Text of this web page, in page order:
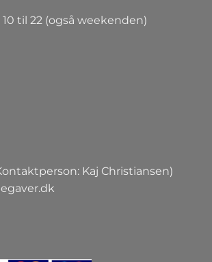
til 22 (også weekenden)
Kaj Christiansen)